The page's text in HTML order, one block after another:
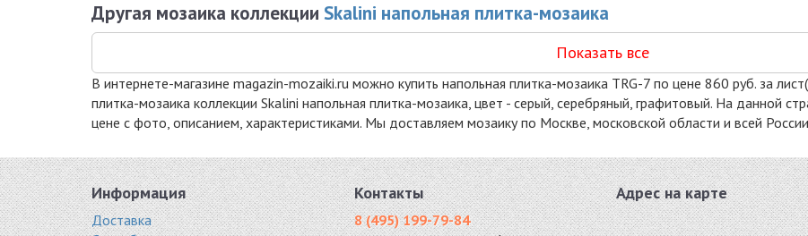
Другая мозаика коллекции Skalini напольная плитка-мозаика
Показать все
В интернете-магазине magazin-mozaiki.ru можно купить напольная плитка-мозаика TRG-7 по цене 860 руб. за
плитка-мозаика коллекции Skalini напольная плитка-мозаика, цвет - серый, серебряный, графитовый. На данной
цене с фото, описанием, характеристиками. Мы доставляем мозаику по Москве, московской области и всей
Информация
Доставка
Контакты
8 (495) 199-79-84
Адрес на карте